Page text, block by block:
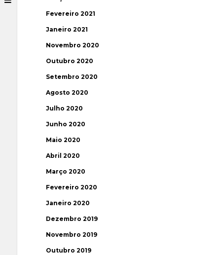
Fevereiro 2021
Janeiro 2021
Novembro 2020
Outubro 2020
Setembro 2020
Agosto 2020
Julho 2020
Junho 2020
Maio 2020
Abril 2020
Março 2020
Fevereiro 2020
Janeiro 2020
Dezembro 2019
Novembro 2019
Outubro 2019